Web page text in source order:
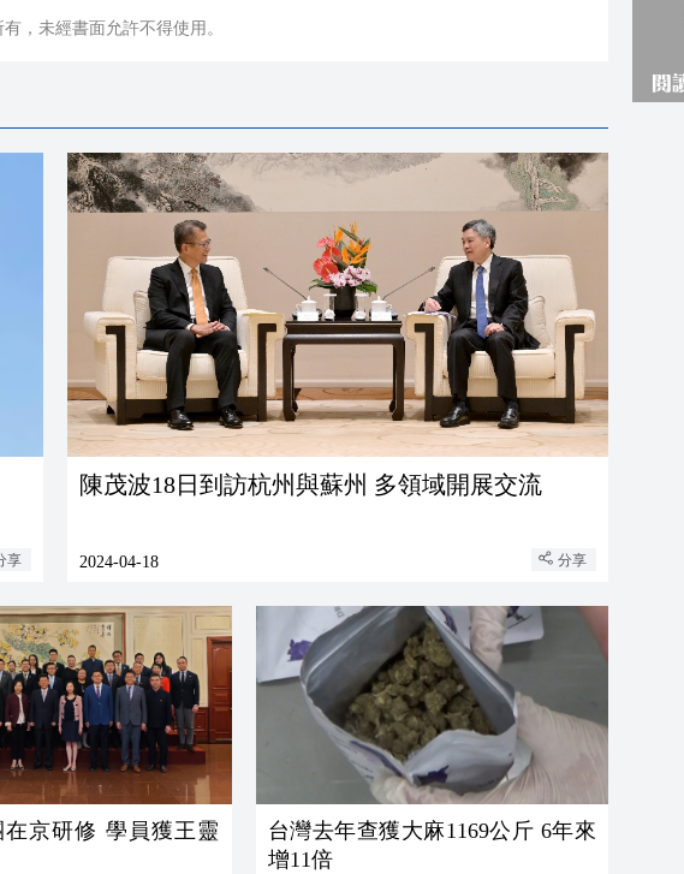
，未經書面允許不得使用。
享
陳茂波18日到訪杭州與蘇州 多領域開展交流
2024-04-18 分享
京研修 學員獲王靈
台灣去年查獲大麻1169公斤 6年來
增11倍